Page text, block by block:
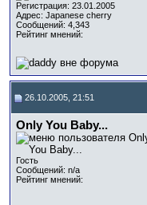
Регистрация: 23.01.2005
Адрес: Japanese cherry
Сообщений: 4,343
Рейтинг мнений:
26.10.2005, 21:51
Only You Baby...
Гость
Сообщений: n/a
Рейтинг мнений: